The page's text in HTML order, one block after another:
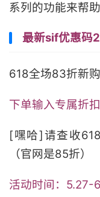
系列的功能来帮
最新sif优惠码
618全场83折新
下单输入专属折
[嘿哈]请查收
（官网是85折）
活动时间：5.27-